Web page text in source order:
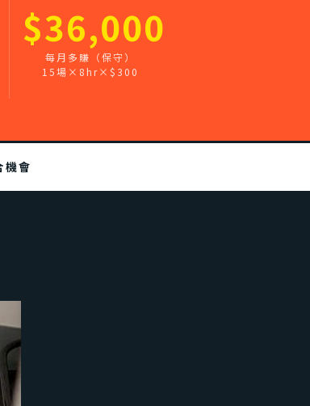
$36,000
每月多賺（保守）
15場×8hr×$300
機會